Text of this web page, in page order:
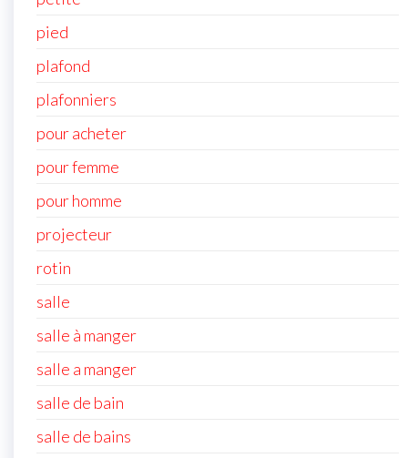
pied
plafond
plafonniers
pour acheter
pour femme
pour homme
projecteur
rotin
salle
salle à manger
salle a manger
salle de bain
salle de bains